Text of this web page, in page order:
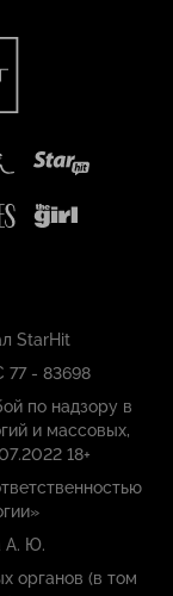
StarHit
- 83698
по надзору в
и массовых,
18+
А. Ю.
органов (в том